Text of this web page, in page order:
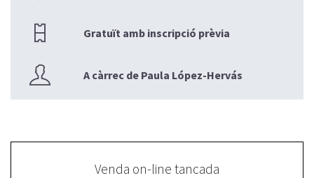
Gratuït amb inscripció prèvia
A càrrec de Paula López-Hervás
Venda on-line tancada